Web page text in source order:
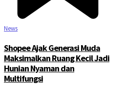
News
Shopee Ajak Generasi Muda
Maksimalkan Ruang Kecil Jadi
Hunian Nyaman dan
Multifungsi